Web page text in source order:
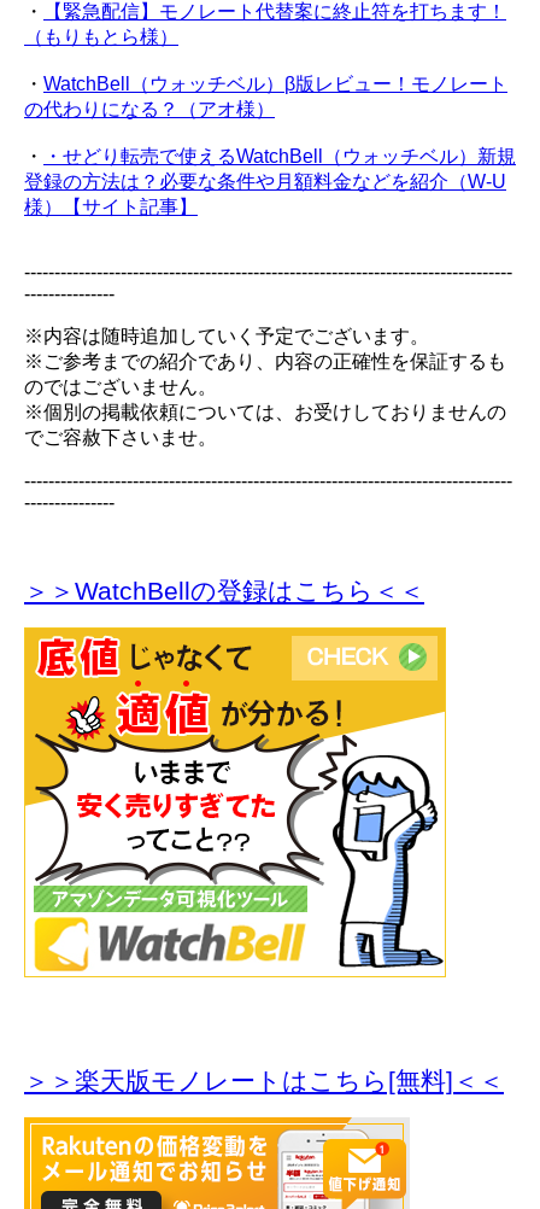
・
【緊急配信】モノレート代替案に終止符を打ちます！
（もりもとら様）
・ WatchBell（ウォッチベル）β版レビュー！モノレート
の代わりになる？（アオ様）
・
・せどり転売で使えるWatchBell（ウォッチベル）新規
登録の方法は？必要な条件や月額料金などを紹介（W-U
様）【サイト記事】
---------------------------------------------------------------------------------
---------------
※内容は随時追加していく予定でございます。
※ご参考までの紹介であり、内容の正確性を保証するも
のではございません。
※個別の掲載依頼については、お受けしておりませんの
でご容赦下さいませ。
---------------------------------------------------------------------------------
---------------
＞＞WatchBellの登録はこちら＜＜
＞＞楽天版モノレートはこちら[無料]＜＜